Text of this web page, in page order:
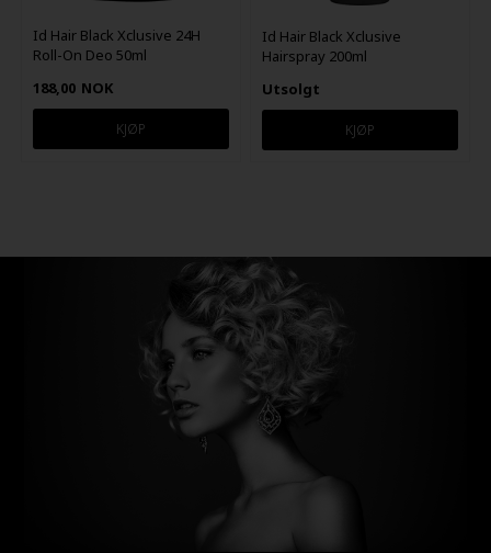
Id Hair Black Xclusive 24H
Roll-On Deo 50ml
188,00 NOK
Id Hair Black Xclusive
Hairspray 200ml
Utsolgt